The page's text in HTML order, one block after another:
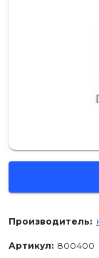
Производитель:
Артикул: 800400